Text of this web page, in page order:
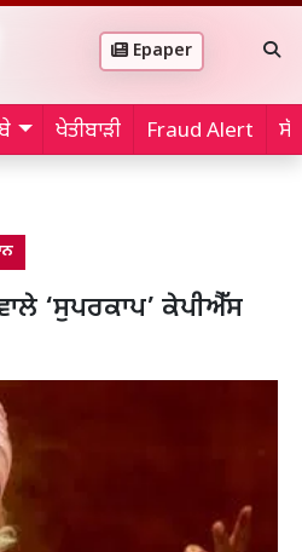
Epaper
ਖੇਤੀਬਾੜੀ Fraud Alert
‘ਸੁਪਰਕਾਪ’ ਕੇਪੀਐੱਸ